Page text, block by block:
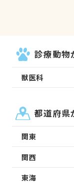
診療動物
獣医科
都道府県
関東
関西
東海